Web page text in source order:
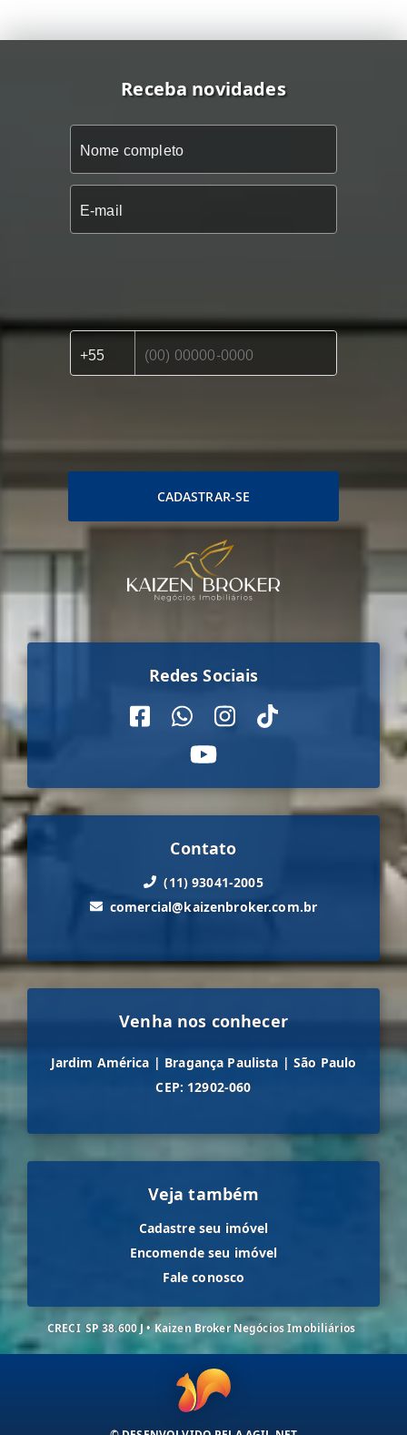
Receba novidades
CADASTRAR-SE
Redes Sociais
Contato
(11) 93041-2005
comercial@kaizenbroker.com.br
Venha nos conhecer
Jardim América | Bragança Paulista | São Paulo
CEP: 12902-060
Veja também
Cadastre seu imóvel
Encomende seu imóvel
Fale conosco
CRECI SP 38.600 J • Kaizen Broker Negócios Imobiliários